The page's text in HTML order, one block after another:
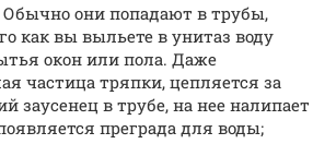
они попадают в трубы,
как вы выльете в унитаз воду
окон или пола. Даже
частица тряпки, цепляется за
заусенец в трубе, на нее налипает
преграда для воды;